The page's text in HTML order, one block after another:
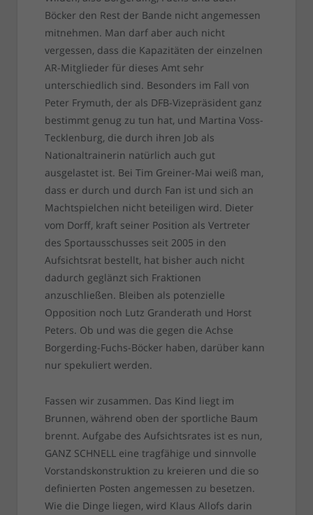
Böcker den Rest der Bande nicht angemessen
mitnehmen. Man darf aber auch nicht
vergessen, dass die Kapazitäten der einzelnen
AR-Mitglieder für dieses Amt sehr
unterschiedlich sind. Besonders im Fall von
Peter Frymuth, der als DFB-Vizepräsident ganz
bestimmt genug zu tun hat, und Martina Voss-
Tecklenburg, die durch ihren Job als
Nationaltrainerin natürlich auch gut
ausgelastet ist. Bei Tim Greiner-Mai weiß man,
dass er durch und durch Fan ist und sich an
Machtspielchen nicht beteiligen wird. Dieter
vom Dorff, kraft seiner Position als Vertreter
des Sportausschusses seit 2005 in den
Aufsichtsrat bestellt, hat bisher auch nicht
dadurch geglänzt sich Fraktionen
anzuschließen. Bleiben als potenzielle
Opposition noch Lutz Granderath und Horst
Peters. Ob und was die gegen die Achse
Borgerding-Fuchs-Böcker haben, darüber kann
nur spekuliert werden.
Fassen wir zusammen. Das Kind liegt im
Brunnen, während oben der sportliche Baum
brennt. Aufgabe des Aufsichtsrates ist es nun,
GANZ SCHNELL eine tragfähige und sinnvolle
Vorstandskonstruktion zu kreieren und die so
definierten Posten angemessen zu besetzen.
Wie die Dinge liegen, wird Klaus Allofs darin